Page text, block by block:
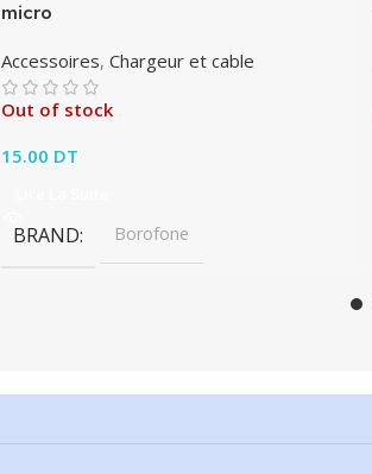
micro
Accessoires,Chargeur et cable
Out of stock
15.00 DT
BRAND Borofone